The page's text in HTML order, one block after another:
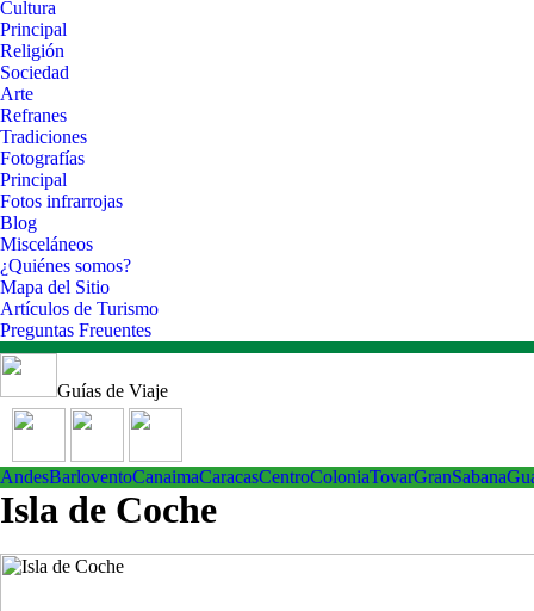
Cultura
Principal
Religión
Sociedad
Arte
Refranes
Tradiciones
Fotografías
Principal
Fotos infrarrojas
Blog
Misceláneos
¿Quiénes somos?
Mapa del Sitio
Artículos de Turismo
Preguntas Freuentes
Guías de Viaje
AndesBarloventoCanaimaCaracasCentroColoniaTovarGranSabana
Isla de Coche